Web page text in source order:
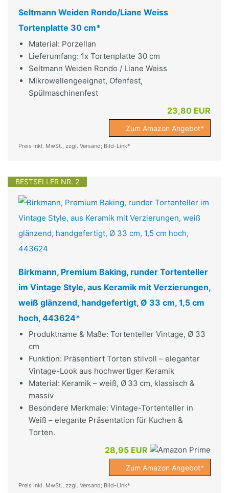
Seltmann Weiden Rondo/Liane Weiss
Tortenplatte 30 cm*
Material: Porzellan
Lieferumfang: 1x Tortenplatte 30 cm
Seltmann Weiden Rondo / Liane Weiss
Mikrowellengeeignet, Ofenfest,
Spülmaschinenfest
23,80 EUR
Zum Amazon Angebot*
Preis inkl. MwSt., zzgl. Versand; Bild-Link*
BESTSELLER NR. 2
Birkmann, Premium Baking, runder Tortenteller
im Vintage Style, aus Keramik mit Verzierungen,
weiß glänzend, handgefertigt, Ø 33 cm, 1,5 cm
hoch, 443624*
Produktname & Maße: Tortenteller Vintage, Ø 33
cm
Funktion: Präsentiert Torten stilvoll – eleganter
Vintage-Look aus hochwertiger Keramik
Material: Keramik – weiß, Ø 33 cm, klassisch &
massiv
Besondere Merkmale: Vintage-Tortenteller in
Weiß – elegante Präsentation für Kuchen &
Torten.
28,95 EUR
Zum Amazon Angebot*
Preis inkl. MwSt., zzgl. Versand; Bild-Link*